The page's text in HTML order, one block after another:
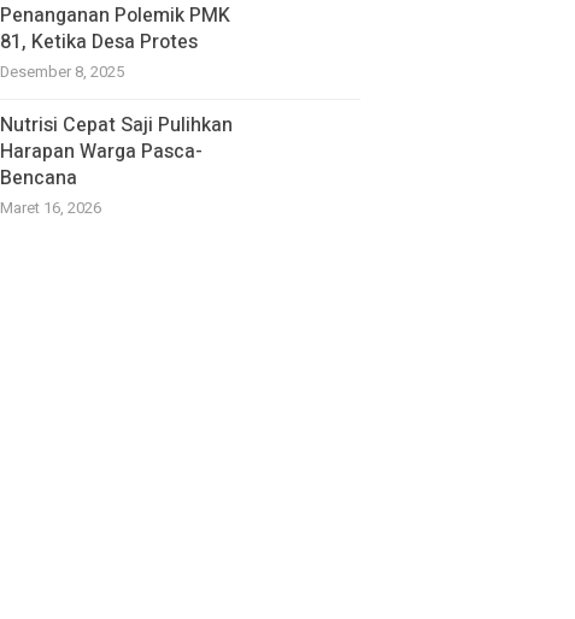
Penanganan Polemik PMK
81, Ketika Desa Protes
Desember 8, 2025
Nutrisi Cepat Saji Pulihkan
Harapan Warga Pasca-
Bencana
Maret 16, 2026